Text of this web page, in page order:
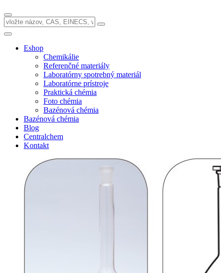
Eshop
Chemikálie
Referenčné materiály
Laboratórny spotrebný materiál
Laboratórne prístroje
Praktická chémia
Foto chémia
Bazénová chémia
Bazénová chémia
Blog
Centralchem
Kontakt